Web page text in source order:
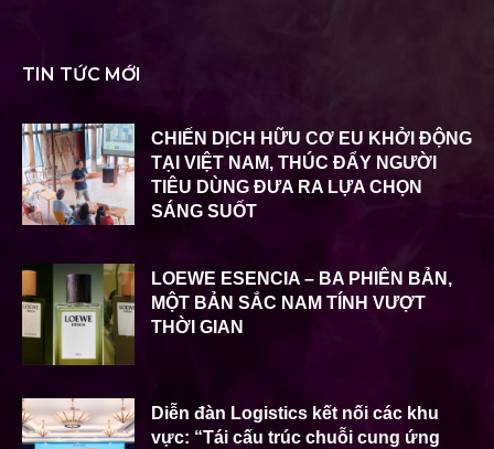
TIN TỨC MỚI
CHIẾN DỊCH HỮU CƠ EU KHỞI ĐỘNG
TẠI VIỆT NAM, THÚC ĐẨY NGƯỜI
TIÊU DÙNG ĐƯA RA LỰA CHỌN
SÁNG SUỐT
LOEWE ESENCIA – BA PHIÊN BẢN,
MỘT BẢN SẮC NAM TÍNH VƯỢT
THỜI GIAN
Diễn đàn Logistics kết nối các khu
vực: “Tái cấu trúc chuỗi cung ứng